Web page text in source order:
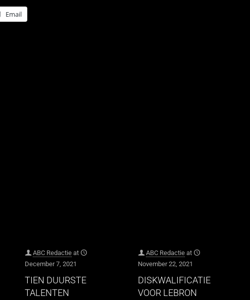
Email
ABC Redactie at
December 7, 2021
TIEN DUURSTE
TALENTEN
ABC Redactie at
November 22, 2021
DISKWALIFICATIE
VOOR LEBRON